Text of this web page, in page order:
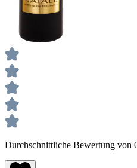
Durchschnittliche Bewertung von